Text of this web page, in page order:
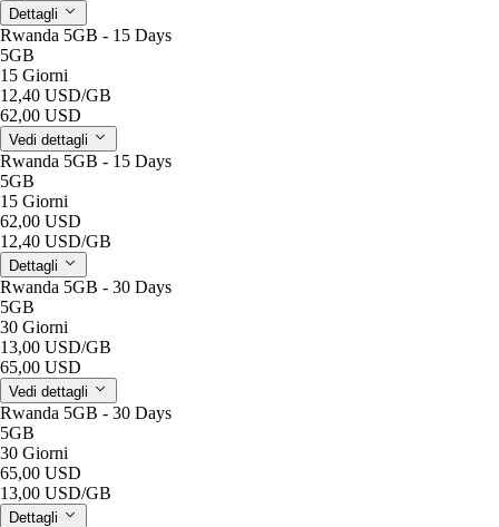
Dettagli
Rwanda 5GB - 15 Days
5GB
15 Giorni
12,40 USD/GB
62,00 USD
Vedi dettagli
Rwanda 5GB - 15 Days
5GB
15 Giorni
62,00 USD
12,40 USD/GB
Dettagli
Rwanda 5GB - 30 Days
5GB
30 Giorni
13,00 USD/GB
65,00 USD
Vedi dettagli
Rwanda 5GB - 30 Days
5GB
30 Giorni
65,00 USD
13,00 USD/GB
Dettagli